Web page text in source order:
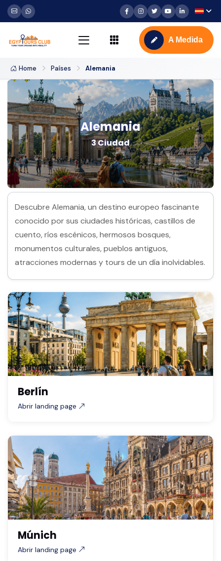
A Medida
Home Países Alemania
Alemania
3 Ciudad
Descubre Alemania, un destino europeo fascinante
conocido por sus ciudades históricas, castillos de
cuento, ríos escénicos, hermosos bosques,
monumentos culturales, pueblos antiguos,
atracciones modernas y tours de un día inolvidables.
Berlín
Abrir landing page
Múnich
Abrir landing page